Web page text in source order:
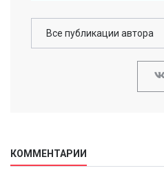
Все публикации автора
КОММЕНТАРИИ